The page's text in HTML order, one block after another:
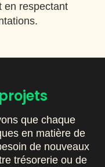
en respectant
que chaque
en matière de
de nouveaux
trésorerie ou de